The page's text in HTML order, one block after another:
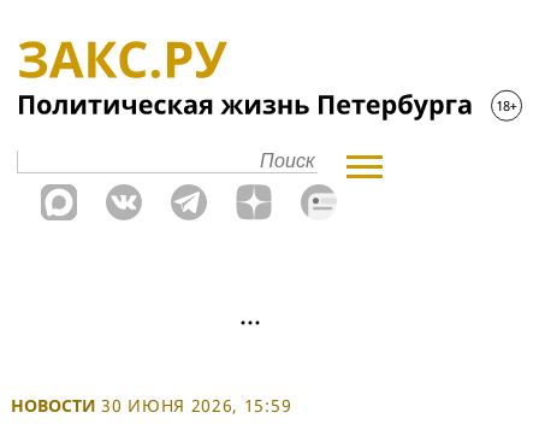
НОВОСТИ 30 ИЮНЯ 2026, 15:59